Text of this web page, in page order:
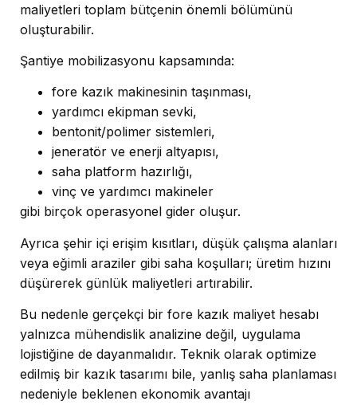
maliyetleri toplam bütçenin önemli bölümünü
oluşturabilir.
Şantiye mobilizasyonu kapsamında:
fore kazık makinesinin taşınması,
yardımcı ekipman sevki,
bentonit/polimer sistemleri,
jeneratör ve enerji altyapısı,
saha platform hazırlığı,
vinç ve yardımcı makineler
gibi birçok operasyonel gider oluşur.
Ayrıca şehir içi erişim kısıtları, düşük çalışma alanları
veya eğimli araziler gibi saha koşulları; üretim hızını
düşürerek günlük maliyetleri artırabilir.
Bu nedenle gerçekçi bir fore kazık maliyet hesabı
yalnızca mühendislik analizine değil, uygulama
lojistiğine de dayanmalıdır. Teknik olarak optimize
edilmiş bir kazık tasarımı bile, yanlış saha planlaması
nedeniyle beklenen ekonomik avantajı